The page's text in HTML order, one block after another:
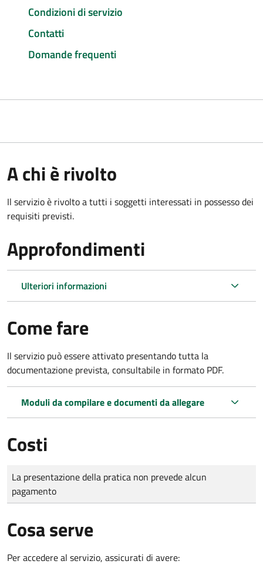
Condizioni di servizio
Contatti
Domande frequenti
A chi è rivolto
Il servizio è rivolto a tutti i soggetti interessati in possesso dei
requisiti previsti.
Approfondimenti
Ulteriori informazioni
Come fare
Il servizio può essere attivato presentando tutta la
documentazione prevista, consultabile in formato PDF.
Moduli da compilare e documenti da allegare
Costi
Tipo di pagamento
Importo
La presentazione della pratica non prevede alcun
pagamento
Cosa serve
Per accedere al servizio, assicurati di avere: